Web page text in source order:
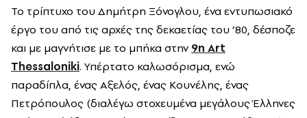
Το τρίπτυχο του Δημήτρη Ξόνογλου, ένα εντυπωσιακό
έργο του από τις αρχές της δεκαετίας του ’80, δέσποζε
και με μαγνήτισε με το μπήκα στην 9η Art
Thessaloniki. Υπέρτατο καλωσόρισμα, ενώ
παραδίπλα, ένας Αξελός, ένας Κουνέλης, ένας
Πετρόπουλος (διαλέγω στοχευμένα μεγάλους Έλληνες